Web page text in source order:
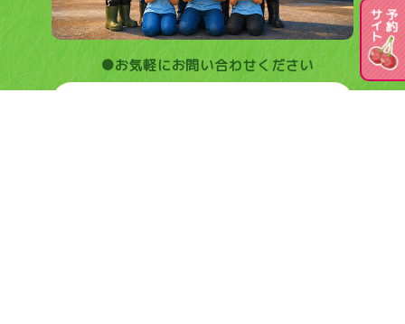
●お気軽にお問い合わせください